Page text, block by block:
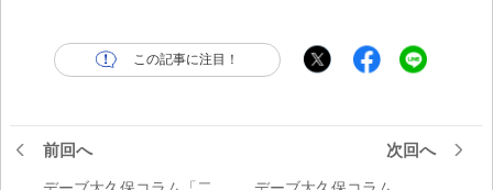
この記事に注目！
前回へ 次回へ